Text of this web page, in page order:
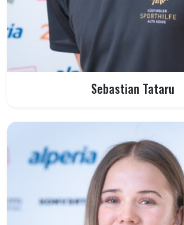
Sebastian Tataru